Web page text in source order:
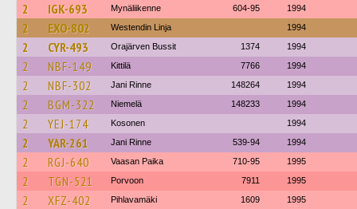
2 IGK-693 Mynäliikenne 604-95 1994
2 EXO-802 Westendin Linja 1994
2 CYR-493 Orajärven Bussit 1374 1994
2 NBF-149 Kittilä 7766 1994
2 NBF-302 Jani Rinne 148264 1994
2 BGM-322 Niemelä 148233 1994
2 YEJ-174 Kosonen 1994
2 YAR-261 Jani Rinne 539-94 1994
2 RGJ-640 Vaasan Paika 710-95 1995
2 TGN-521 Porvoon 7911 1995
2 XFZ-402 Pihlavamäki 1609 1995